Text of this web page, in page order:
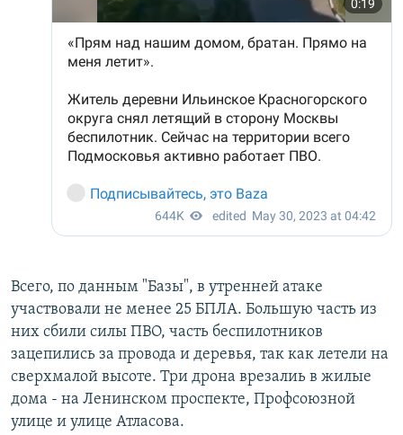
Всего, по данным "Базы", в утренней атаке
участвовали не менее 25 БПЛА. Большую часть из
них сбили силы ПВО, часть беспилотников
зацепились за провода и деревья, так как летели на
сверхмалой высоте. Три дрона врезалиь в жилые
дома - на Ленинском проспекте, Профсоюзной
улице и улице Атласова.